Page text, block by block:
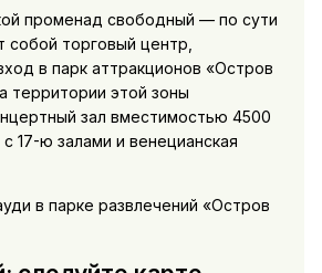
променад свободный — по сути
собой торговый центр,
в парк аттракционов «Остров
территории этой зоны
зал вместимостью 4500
17-ю залами и венецианская
в парке развлечений «Остров